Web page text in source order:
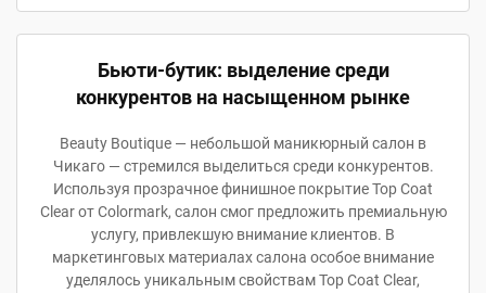
Бьюти-бутик: выделение среди
конкурентов на насыщенном рынке
Beauty Boutique — небольшой маникюрный салон в
Чикаго — стремился выделиться среди конкурентов.
Используя прозрачное финишное покрытие Top Coat
Clear от Colormark, салон смог предложить премиальную
услугу, привлекшую внимание клиентов. В
маркетинговых материалах салона особое внимание
уделялось уникальным свойствам Top Coat Clear,